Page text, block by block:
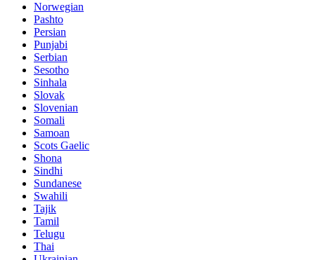
Norwegian
Pashto
Persian
Punjabi
Serbian
Sesotho
Sinhala
Slovak
Slovenian
Somali
Samoan
Scots Gaelic
Shona
Sindhi
Sundanese
Swahili
Tajik
Tamil
Telugu
Thai